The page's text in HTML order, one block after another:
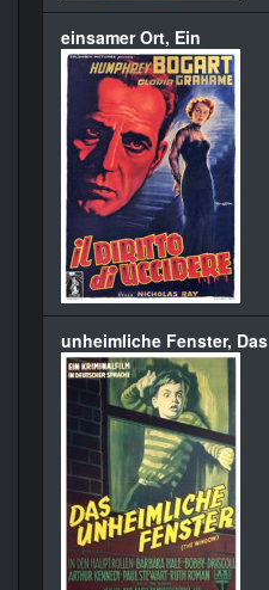
einsamer Ort, Ein
unheimliche Fenster, Das